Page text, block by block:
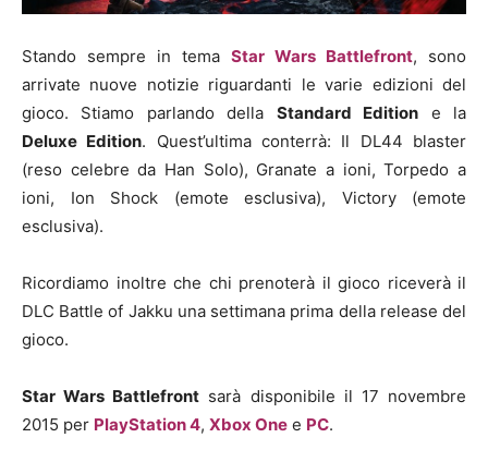
Stando sempre in tema Star Wars Battlefront, sono
arrivate nuove notizie riguardanti le varie edizioni del
gioco. Stiamo parlando della Standard Edition e la
Deluxe Edition. Quest’ultima conterrà: Il DL44 blaster
(reso celebre da Han Solo), Granate a ioni, Torpedo a
ioni, Ion Shock (emote esclusiva), Victory (emote
esclusiva).
Ricordiamo inoltre che chi prenoterà il gioco riceverà il
DLC Battle of Jakku una settimana prima della release del
gioco.
Star Wars Battlefront sarà disponibile il 17 novembre
2015 per PlayStation 4, Xbox One e PC.